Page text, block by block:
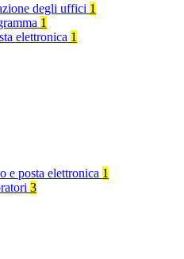
degli uffici 1
1
elettronica 1
e posta elettronica 1
3